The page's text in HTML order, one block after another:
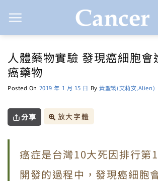
to
人體藥物實驗 發現癌細胞會
癌藥物
Posted On 2019 年 1 月 15 日 By黃聖筑(艾莉安,Alien)
分享 放大字體
癌症是台灣10大死因排行第
開發的過程中，發現癌細胞